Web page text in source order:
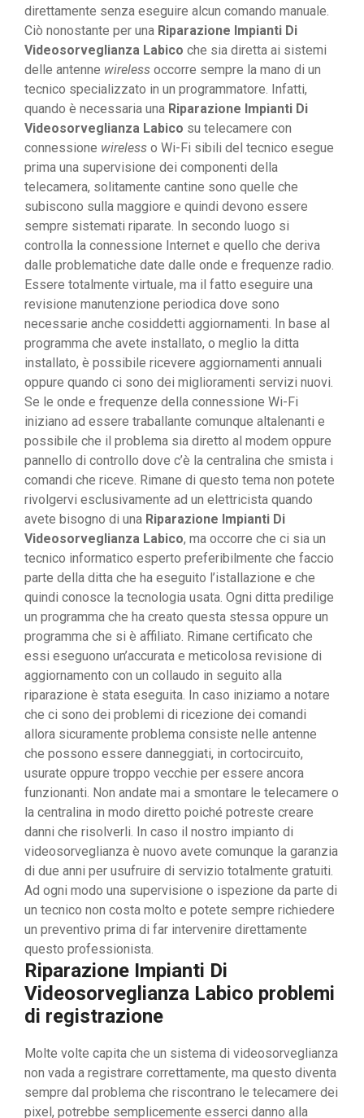
direttamente senza eseguire alcun comando manuale.
Ciò nonostante per una Riparazione Impianti Di
Videosorveglianza Labico che sia diretta ai sistemi
delle antenne wireless occorre sempre la mano di un
tecnico specializzato in un programmatore. Infatti,
quando è necessaria una Riparazione Impianti Di
Videosorveglianza Labico su telecamere con
connessione wireless o Wi-Fi sibili del tecnico esegue
prima una supervisione dei componenti della
telecamera, solitamente cantine sono quelle che
subiscono sulla maggiore e quindi devono essere
sempre sistemati riparate. In secondo luogo si
controlla la connessione Internet e quello che deriva
dalle problematiche date dalle onde e frequenze radio.
Essere totalmente virtuale, ma il fatto eseguire una
revisione manutenzione periodica dove sono
necessarie anche cosiddetti aggiornamenti. In base al
programma che avete installato, o meglio la ditta
installato, è possibile ricevere aggiornamenti annuali
oppure quando ci sono dei miglioramenti servizi nuovi.
Se le onde e frequenze della connessione Wi-Fi
iniziano ad essere traballante comunque altalenanti e
possibile che il problema sia diretto al modem oppure
pannello di controllo dove c’è la centralina che smista i
comandi che riceve. Rimane di questo tema non potete
rivolgervi esclusivamente ad un elettricista quando
avete bisogno di una Riparazione Impianti Di
Videosorveglianza Labico, ma occorre che ci sia un
tecnico informatico esperto preferibilmente che faccio
parte della ditta che ha eseguito l’istallazione e che
quindi conosce la tecnologia usata. Ogni ditta predilige
un programma che ha creato questa stessa oppure un
programma che si è affiliato. Rimane certificato che
essi eseguono un’accurata e meticolosa revisione di
aggiornamento con un collaudo in seguito alla
riparazione è stata eseguita. In caso iniziamo a notare
che ci sono dei problemi di ricezione dei comandi
allora sicuramente problema consiste nelle antenne
che possono essere danneggiati, in cortocircuito,
usurate oppure troppo vecchie per essere ancora
funzionanti. Non andate mai a smontare le telecamere o
la centralina in modo diretto poiché potreste creare
danni che risolverli. In caso il nostro impianto di
videosorveglianza è nuovo avete comunque la garanzia
di due anni per usufruire di servizio totalmente gratuiti.
Ad ogni modo una supervisione o ispezione da parte di
un tecnico non costa molto e potete sempre richiedere
un preventivo prima di far intervenire direttamente
questo professionista.
Riparazione Impianti Di
Videosorveglianza Labico problemi
di registrazione
Molte volte capita che un sistema di videosorveglianza
non vada a registrare correttamente, ma questo diventa
sempre dal problema che riscontrano le telecamere dei
pixel, potrebbe semplicemente esserci danno alla